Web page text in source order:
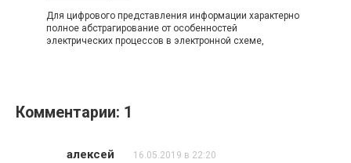
Для цифрового представления информации характерно
полное абстрагирование от особенностей
электрических процессов в электронной схеме,
Комментарии: 1
алексей 16.05.2019 в 22:20